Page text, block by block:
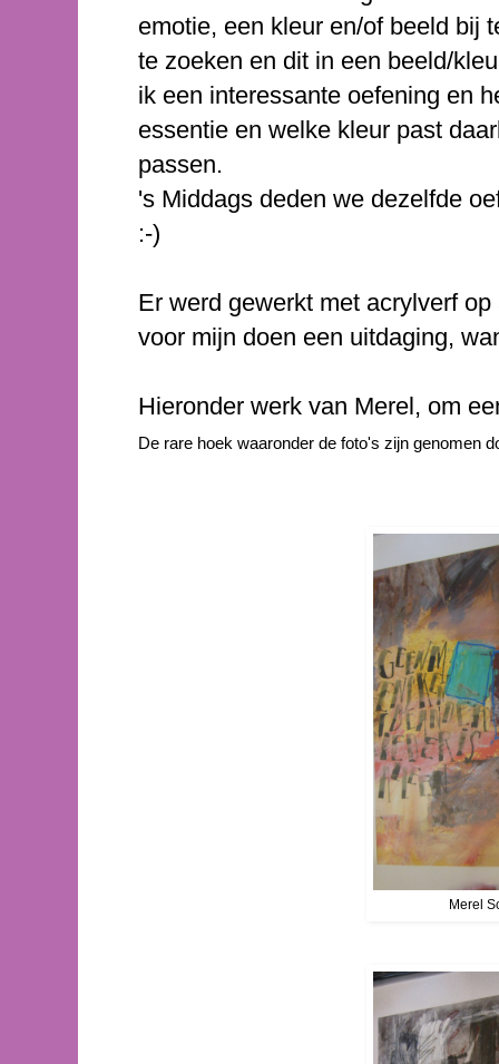
emotie, een kleur en/of beeld bij
te zoeken en dit in een beeld/
ik een interessante oefening en
essentie en welke kleur past
passen.
's Middags deden we dezelfde
:-)
Er werd gewerkt met acrylverf
voor mijn doen een uitdaging,
Hieronder werk van Merel, om
De rare hoek waaronder de foto's zijn genomen
Merel